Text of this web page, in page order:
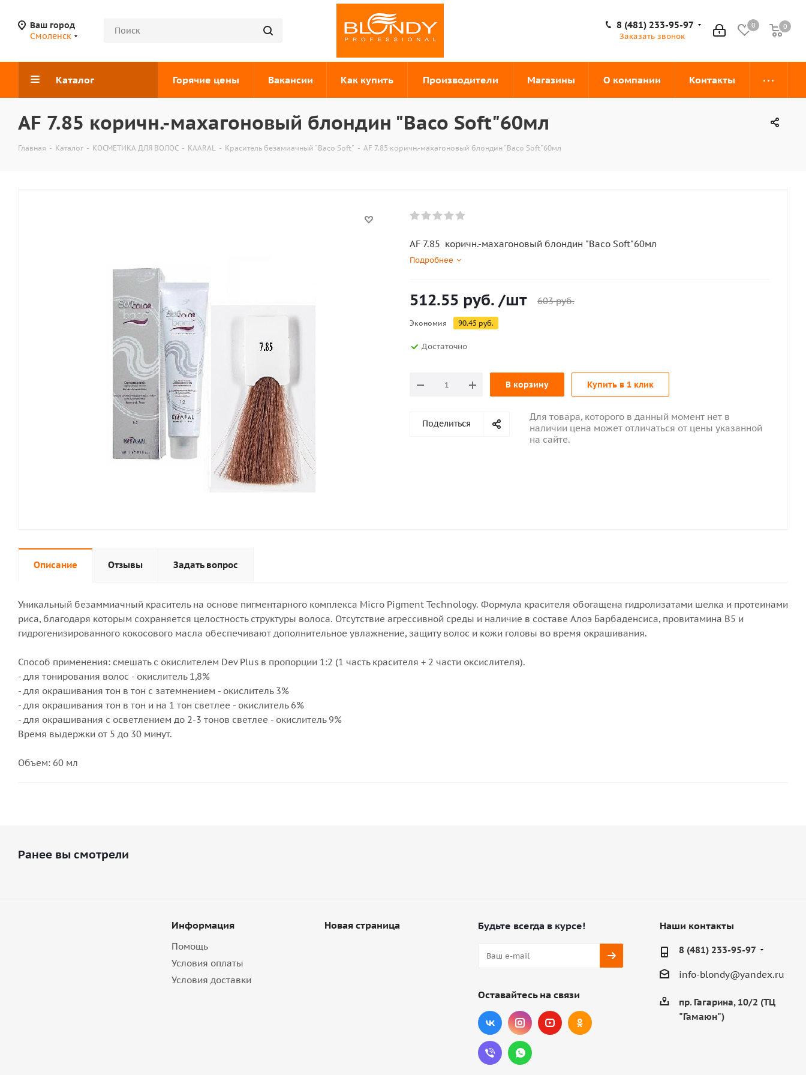
Ваш город
Смоленск
0 0
0
8 (481) 233-95-97
Заказать звонок
Каталог Горячие цены Вакансии Как купить Производители Магазины О компании Контакты
AF 7.85 коричн.-махагоновый блондин "Baco Soft"60мл
Главная - Каталог - КОСМЕТИКА ДЛЯ ВОЛОС - KAARAL - Краситель безамиачный "Baco Soft" - AF 7.85 коричн.-махагоновый блондин "Baco Soft"60мл
AF 7.85 коричн.-махагоновый блондин "Baco Soft"60мл
Подробнее
512.55 руб. /шт 603руб.
Экономия 90.45 руб.
Достаточно
В корзину Купить в 1 клик
Поделиться
Для товара, которого в данный момент нет в
наличии цена может отличаться от цены указанной
на сайте.
Описание Отзывы Задать вопрос
Уникальный безаммиачный краситель на основе пигментарного комплекса Micro Pigment Technology. Формула красителя обогащена гидролизатами шелка и протеинами
риса, благодаря которым сохраняется целостность структуры волоса. Отсутствие агрессивной среды и наличие в составе Алоэ Барбаденсиса, провитамина В5 и
гидрогенизированного кокосового масла обеспечивают дополнительное увлажнение, защиту волос и кожи головы во время окрашивания.
Способ применения: смешать с окислителем Dev Plus в пропорции 1:2 (1 часть красителя + 2 части оксислителя).
- для тонирования волос - окислитель 1,8%
- для окрашивания тон в тон с затемнением - окислитель 3%
- для окрашивания тон в тон и на 1 тон светлее - окислитель 6%
- для окрашивания с осветлением до 2-3 тонов светлее - окислитель 9%
Время выдержки от 5 до 30 минут.
Объем: 60 мл
Ранее вы смотрели
Информация
Помощь
Условия оплаты
Условия доставки
Новая страница Будьте всегда в курсе!
Оставайтесь на связи
Наши контакты
8 (481) 233-95-97
info-blondy@yandex.ru
пр. Гагарина, 10/2 (ТЦ
"Гамаюн")